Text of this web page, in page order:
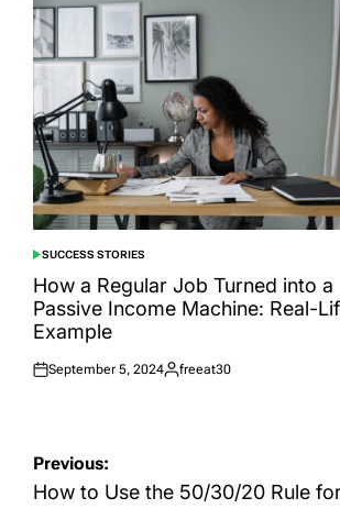
POSTED
IN
SUCCESS STORIES
How a Regular Job Turned into a
Passive Income Machine: Real-
Example
Posted
September 5, 2024
Posted
freeat30
Post
navigation
Previous:
How to Use the 50/30/20 Rule